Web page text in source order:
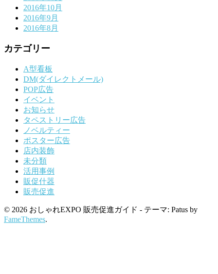
2016年10月
2016年9月
2016年8月
カテゴリー
A型看板
DM(ダイレクトメール)
POP広告
イベント
お知らせ
タペストリー広告
ノベルティー
ポスター広告
店内装飾
未分類
活用事例
販促什器
販売促進
© 2026 おしゃれEXPO 販売促進ガイド - テーマ: Patus by
FameThemes.